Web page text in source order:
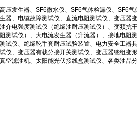
压发生器、SF6微水仪、SF6气体检漏仪、SF6
器、电缆故障测试仪、直流电阻测试仪、变压器
介电强度测试仪（绝缘油耐压测试仪）、变频抗
测试仪）、大电流发生器（升流器）、接地电阻
试仪、绝缘靴手套耐压试验装置、电力安全工器
仪、变压器有载分接开关测试仪、变压器绕组变
空滤油机、太阳能光伏接线盒测试仪、各类油品